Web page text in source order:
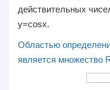
действительных
y=cosx.
Областью
является множество